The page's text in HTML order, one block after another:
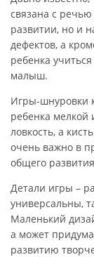
связана с речью
развитии, но и
дефектов, а
ребенка
малыш.
Игры-шнуровки
ребенка мелкой
ловкость, а
очень важно в
общего
Детали игры –
универсальны,
Маленький
а может
развитию